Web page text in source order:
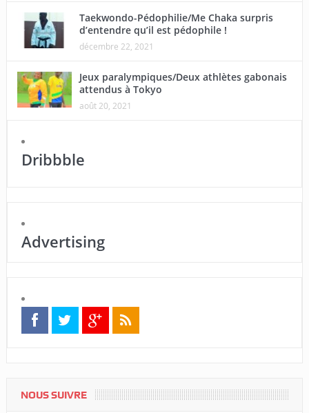
Taekwondo-Pédophilie/Me Chaka surpris
d’entendre qu’il est pédophile !
décembre 22, 2021
Jeux paralympiques/Deux athlètes gabonais
attendus à Tokyo
août 20, 2021
Dribbble
Advertising
NOUS SUIVRE